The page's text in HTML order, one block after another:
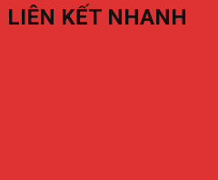
LIÊN KẾT NHANH